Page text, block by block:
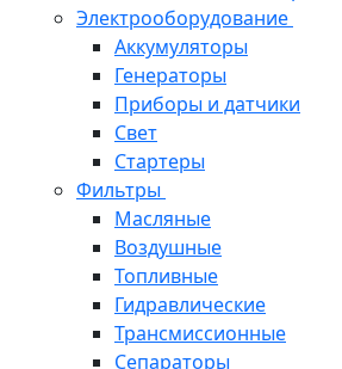
Электрооборудование
Аккумуляторы
Генераторы
Приборы и датчики
Свет
Стартеры
Фильтры
Масляные
Воздушные
Топливные
Гидравлические
Трансмиссионные
Сепараторы